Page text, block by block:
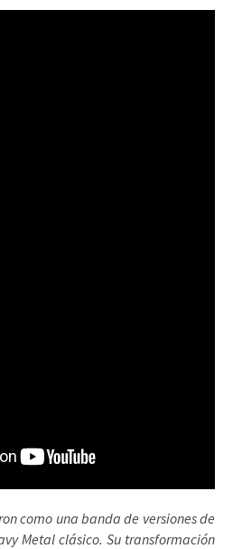
como una banda de versiones de
Metal clásico. Su transformación